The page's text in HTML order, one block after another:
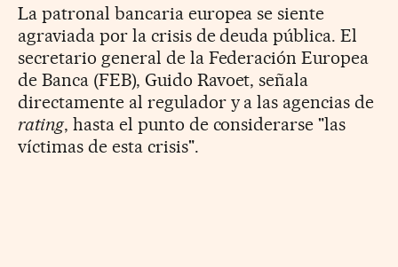
La patronal bancaria europea se siente
agraviada por la crisis de deuda pública. El
secretario general de la Federación Europea
de Banca (FEB), Guido Ravoet, señala
directamente al regulador y a las agencias de
rating, hasta el punto de considerarse "las
víctimas de esta crisis".